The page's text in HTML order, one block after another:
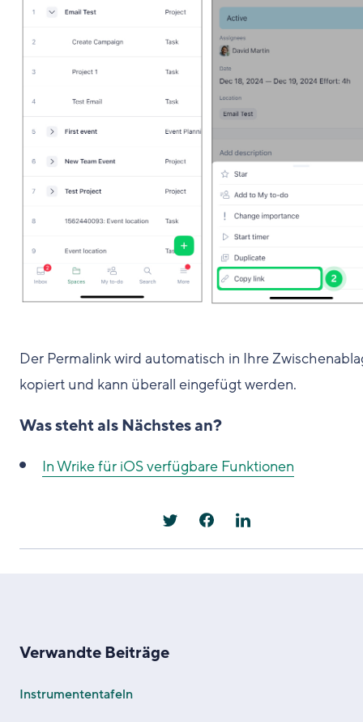
Der Permalink wird automatisch in Ihre
kopiert und kann überall eingefügt werden.
Was steht als Nächstes an?
In Wrike für iOS verfügbare Funktionen
Verwandte Beiträge
Instrumententafeln